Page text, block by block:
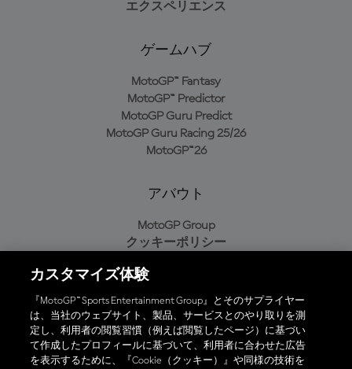
エクスペリエンス
ゲームハブ
MotoGP™ Fantasy
MotoGP™ Predictor
MotoGP Guru Predict
MotoGP Guru Racing 25/26
MotoGP™26
アバウト
MotoGP Group
クッキーポリシー
プライバシーポリシー
購入ポリシー
オフィシャルアプリ
カスタマイズ体験
『MotoGP™ Sports Entertainment Group』とそのサプライヤー
は、当社のウェブサイト、製品、サービスとのやり取りを測
定し、利用者の閲覧習慣（例えば閲覧したページ）に基づい
て作成したプロフィールに基づいて、利用者に合わせた広告
を表示するために、『Cookie（クッキー）』や同様の技術を